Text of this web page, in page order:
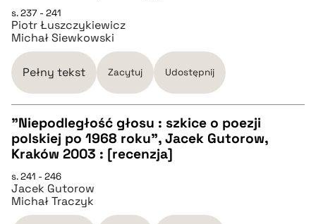
pobierz cytat
BIBTEX
s. 237 - 241
Piotr Łuszczykiewicz
Michał Siewkowski
Pełny tekst Zacytuj Udostępnij
CZYSTY TEKST
pobierz cytat
"Niepodległość głosu : szkice o poezji
polskiej po 1968 roku", Jacek Gutorow,
Kraków 2003 : [recenzja]
s. 241 - 246
Jacek Gutorow
Michał Traczyk